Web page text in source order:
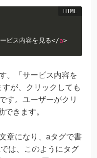
ビス内容を見る</a>
。「サービス内容を
が、クリックしても
す。ユーザーがクリ
きます。
章になり、aタグで書
は、このようにタグ